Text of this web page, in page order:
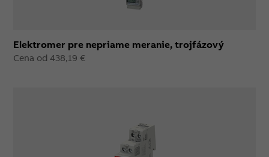
Elektromer pre nepriame meranie, trojfázový
Cena od 438,19 €